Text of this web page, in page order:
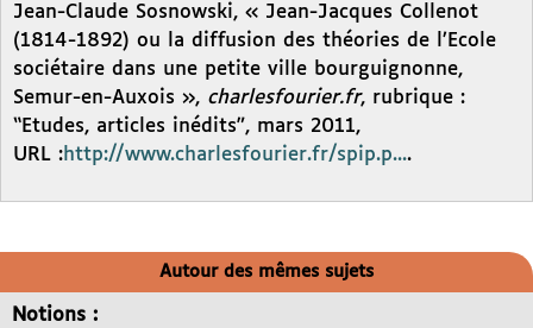
Jean-Claude Sosnowski, « Jean-Jacques Collenot
(1814-1892) ou la diffusion des théories de l’Ecole
sociétaire dans une petite ville bourguignonne,
Semur-en-Auxois », charlesfourier.fr, rubrique :
“Etudes, articles inédits”, mars 2011,
URL :http://www.charlesfourier.fr/spip.p....
Autour des mêmes sujets
Notions :